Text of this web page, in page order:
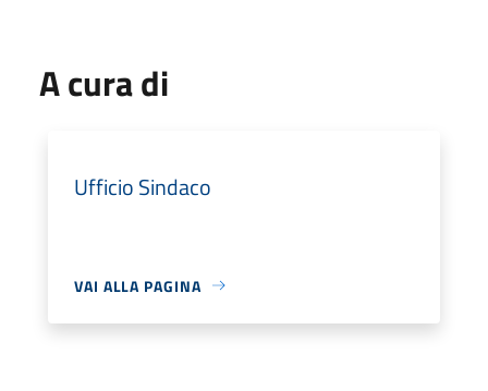
A cura di
Ufficio Sindaco
VAI ALLA PAGINA